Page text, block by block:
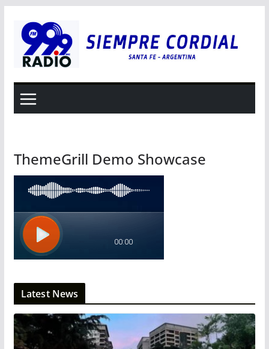
contenido
ThemeGrill Demo Showcase
Latest News